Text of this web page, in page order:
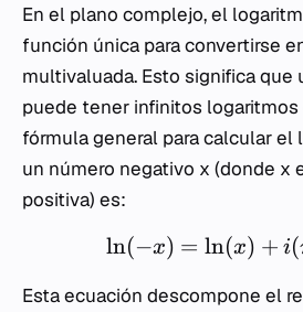
En el plano complejo, el
función única para convertirse
multivaluada. Esto significa que
puede tener infinitos
fórmula general para calcular el
un número negativo x (donde x
positiva) es:
ln(−x) = ln(x) + i(
Esta ecuación descompone el